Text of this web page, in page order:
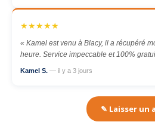
★★★★★
« Kamel est venu à Blacy, il a récupéré
heure. Service impeccable et 100%
Kamel S. — il y a 3 jours
✎ Laisser un